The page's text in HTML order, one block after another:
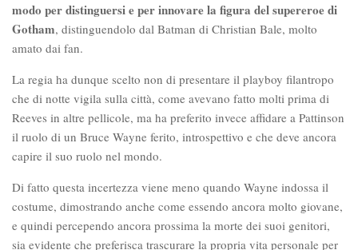
modo per distinguersi e per innovare la figura del supereroe di
Gotham, distinguendolo dal Batman di Christian Bale, molto
amato dai fan.
La regia ha dunque scelto non di presentare il playboy filantropo
che di notte vigila sulla città, come avevano fatto molti prima di
Reeves in altre pellicole, ma ha preferito invece affidare a Pattinson
il ruolo di un Bruce Wayne ferito, introspettivo e che deve ancora
capire il suo ruolo nel mondo.
Di fatto questa incertezza viene meno quando Wayne indossa il
costume, dimostrando anche come essendo ancora molto giovane,
e quindi percependo ancora prossima la morte dei suoi genitori,
sia evidente che preferisca trascurare la propria vita personale per